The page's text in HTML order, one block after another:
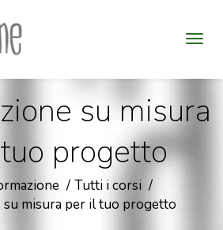
su misura
progetto
Tutti i corsi
su misura per il tuo progetto